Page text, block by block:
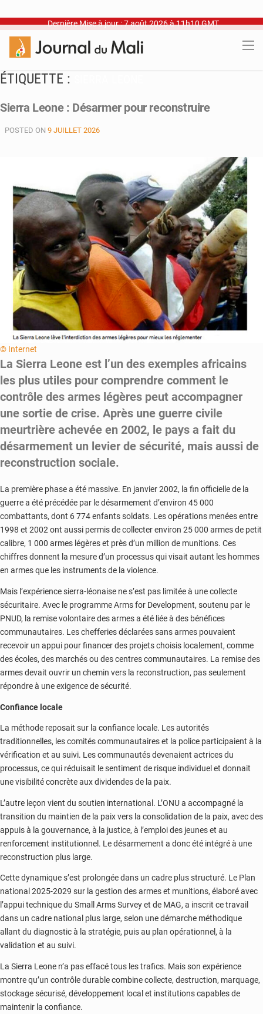
Dernière Mise à jour : 7 août 2026 à 11h10 GMT
ÉTIQUETTE :
Sierra Leone : Désarmer pour reconstruire
POSTED ON 9 JUILLET 2026
© Internet
La Sierra Leone est l’un des exemples africains
les plus utiles pour comprendre comment le
contrôle des armes légères peut accompagner
une sortie de crise. Après une guerre civile
meurtrière achevée en 2002, le pays a fait du
désarmement un levier de sécurité, mais aussi de
reconstruction sociale.
La première phase a été massive. En janvier 2002, la fin officielle de la
guerre a été précédée par le désarmement d’environ 45 000
combattants, dont 6 774 enfants soldats. Les opérations menées entre
1998 et 2002 ont aussi permis de collecter environ 25 000 armes de petit
calibre, 1 000 armes légères et près d’un million de munitions. Ces
chiffres donnent la mesure d’un processus qui visait autant les hommes
en armes que les instruments de la violence.
Mais l’expérience sierra-léonaise ne s’est pas limitée à une collecte
sécuritaire. Avec le programme Arms for Development, soutenu par le
PNUD, la remise volontaire des armes a été liée à des bénéfices
communautaires. Les chefferies déclarées sans armes pouvaient
recevoir un appui pour financer des projets choisis localement, comme
des écoles, des marchés ou des centres communautaires. La remise des
armes devait ouvrir un chemin vers la reconstruction, pas seulement
répondre à une exigence de sécurité.
Confiance locale
La méthode reposait sur la confiance locale. Les autorités
traditionnelles, les comités communautaires et la police participaient à la
vérification et au suivi. Les communautés devenaient actrices du
processus, ce qui réduisait le sentiment de risque individuel et donnait
une visibilité concrète aux dividendes de la paix.
L’autre leçon vient du soutien international. L’ONU a accompagné la
transition du maintien de la paix vers la consolidation de la paix, avec des
appuis à la gouvernance, à la justice, à l’emploi des jeunes et au
renforcement institutionnel. Le désarmement a donc été intégré à une
reconstruction plus large.
Cette dynamique s’est prolongée dans un cadre plus structuré. Le Plan
national 2025-2029 sur la gestion des armes et munitions, élaboré avec
l’appui technique du Small Arms Survey et de MAG, a inscrit ce travail
dans un cadre national plus large, selon une démarche méthodique
allant du diagnostic à la stratégie, puis au plan opérationnel, à la
validation et au suivi.
La Sierra Leone n’a pas effacé tous les trafics. Mais son expérience
montre qu’un contrôle durable combine collecte, destruction, marquage,
stockage sécurisé, développement local et institutions capables de
maintenir la confiance.